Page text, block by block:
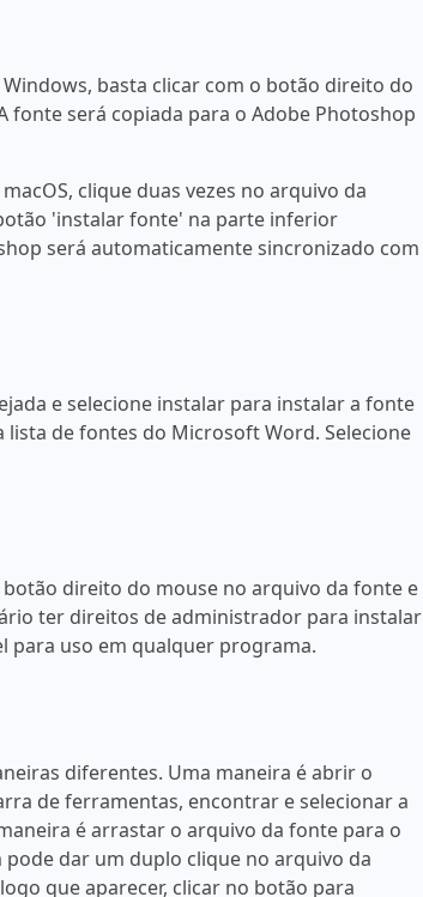
basta clicar com o botão direito do
será copiada para o Adobe Photoshop
clique duas vezes no arquivo da
'instalar fonte' na parte inferior
será automaticamente sincronizado com
e selecione instalar para instalar a fonte
de fontes do Microsoft Word. Selecione
direito do mouse no arquivo da fonte e
ter direitos de administrador para instalar
para uso em qualquer programa.
diferentes. Uma maneira é abrir o
de ferramentas, encontrar e selecionar a
é arrastar o arquivo da fonte para o
dar um duplo clique no arquivo da
que aparecer, clicar no botão para